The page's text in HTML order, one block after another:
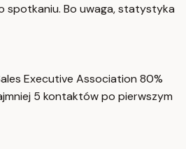
spotkaniu. Bo uwaga, statystyka
Executive Association 80%
5 kontaktów po pierwszym